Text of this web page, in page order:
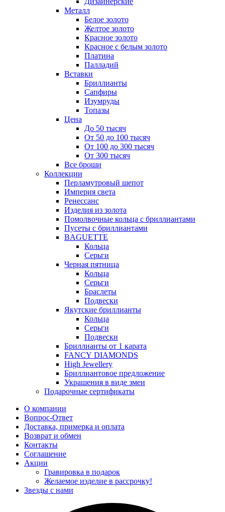
Металл
Белое золото
Желтое золото
Красное золото
Красное с белым золото
Платина
Палладий
Вставки
Бриллианты
Сапфиры
Изумруды
Топазы
Цена
До 50 тысяч
От 50 до 100 тысяч
От 100 до 300 тысяч
От 300 тысяч
Все броши
Коллекции
Перламутровый шепот
Империя света
Ренессанс
Изделия из золота
Помолвочные кольца с бриллиантами
Пусеты с бриллиантами
BAGUETTE
Кольца
Серьги
Черная пятница
Кольца
Серьги
Браслеты
Подвески
Якутские бриллианты
Кольца
Серьги
Подвески
Бриллианты от 1 карата
FANCY DIAMONDS
High Jewellery
Бриллиантовое предложение
Украшения в виде змеи
Подарочные сертификаты
О компании
Вопрос-Ответ
Доставка, примерка и оплата
Возврат и обмен
Контакты
Соглашение
Акции
Гравировка в подарок
Желаемое изделие в рассрочку!
Звезды с нами